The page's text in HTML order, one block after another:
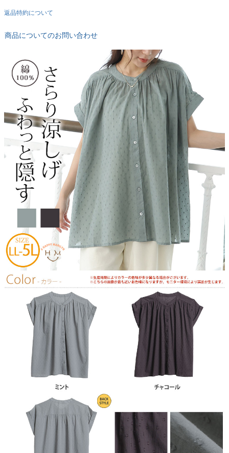
返品特約について
商品についてのお問い合わせ